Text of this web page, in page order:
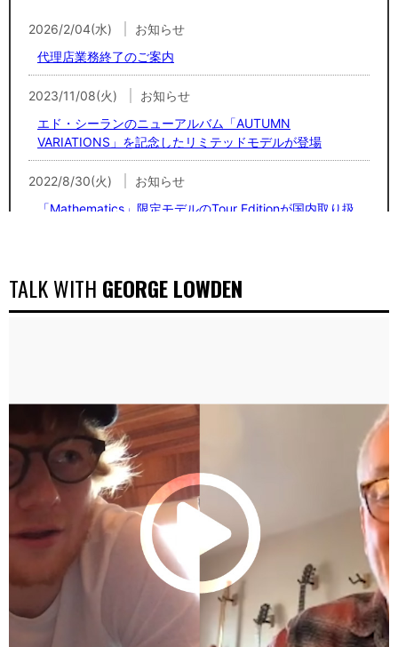
2026/2/04(水)
お知らせ
代理店業務終了のご案内
2023/11/08(火)
お知らせ
エド・シーランのニューアルバム「AUTUMN
VARIATIONS」を記念したリミテッドモデルが登場
2022/8/30(火)
お知らせ
「Mathematics」限定モデルのTour Editionが国内取り扱
エド・シーランのニューアルバムにインスパイアされたリ
ミテッドモデル『Equals Edition』が本日より発売開始。
を実施中！
2021/12/1(水)
お知らせ
エド・シーランのニューアルバムにインスパイアされたリ
ミテッドモデル『Equals(=) Edition』が日本でも発売決
定。詳細はこちらから。
2021/02/17(水)
お知らせ
アコースティックギターブック 52シンガーソングライタ
ー中田裕二によるシーランバイローデンの試奏レビュー記
TALK WITH GEORGE LOWDEN